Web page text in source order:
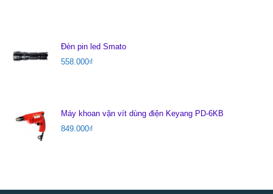
Đèn pin led Smato
558.000₫
Máy khoan vặn vít dùng điện Keyang PD-6KB
849.000₫